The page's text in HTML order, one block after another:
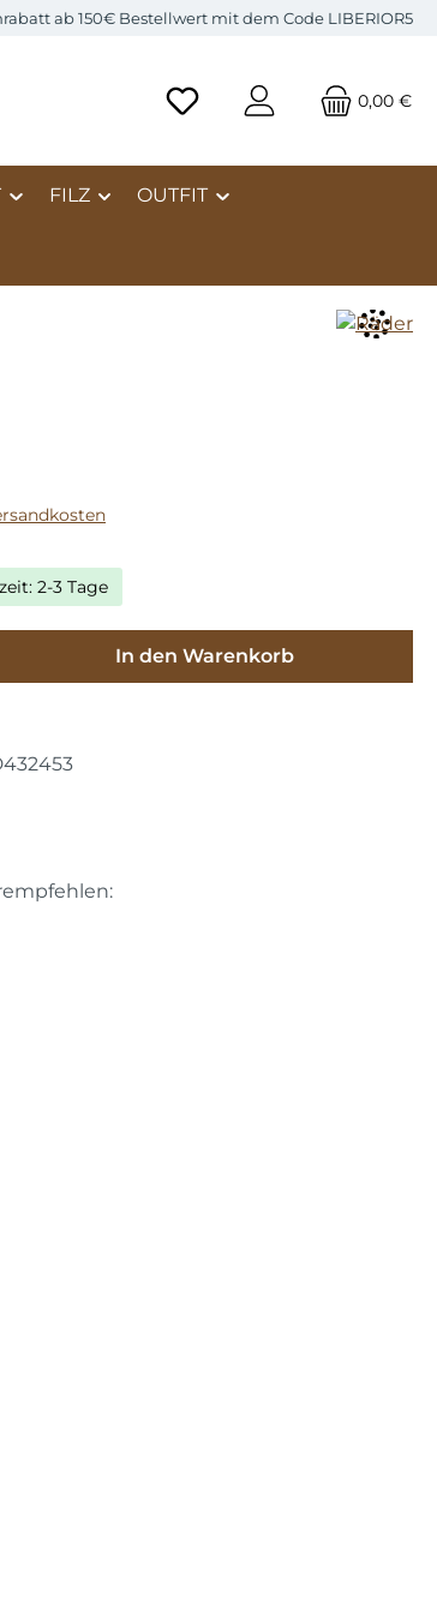
ab 150€ Bestellwert mit dem Code LIBERIOR5
0,00 €
FILZ OUTFIT
2-3 Tage
Wert ein oder benutze die
In den Warenkorb